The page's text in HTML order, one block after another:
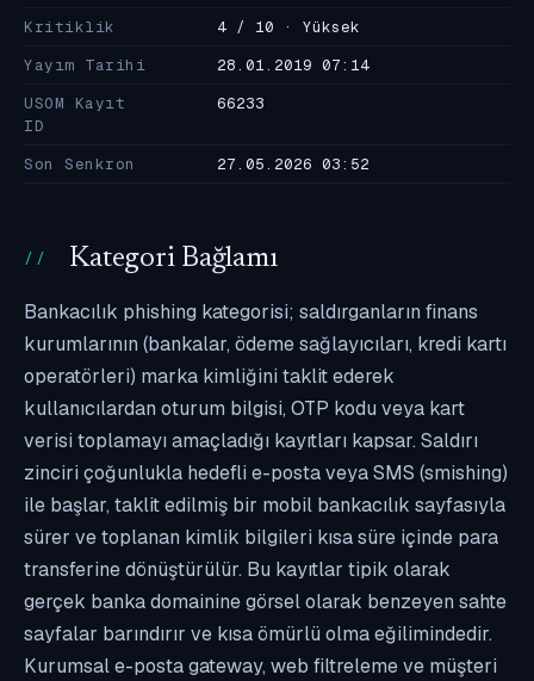
Kritiklik
4 / 10 · Yüksek
Yayım Tarihi
28.01.2019 07:14
USOM Kayıt
ID
66233
Son Senkron 27.05.2026 03:52
Kategori Bağlamı
Bankacılık phishing kategorisi; saldırganların finans
kurumlarının (bankalar, ödeme sağlayıcıları, kredi kartı
operatörleri) marka kimliğini taklit ederek
kullanıcılardan oturum bilgisi, OTP kodu veya kart
verisi toplamayı amaçladığı kayıtları kapsar. Saldırı
zinciri çoğunlukla hedefli e-posta veya SMS (smishing)
ile başlar, taklit edilmiş bir mobil bankacılık sayfasıyla
sürer ve toplanan kimlik bilgileri kısa süre içinde para
transferine dönüştürülür. Bu kayıtlar tipik olarak
gerçek banka domainine görsel olarak benzeyen sahte
sayfalar barındırır ve kısa ömürlü olma eğilimindedir.
Kurumsal e-posta gateway, web filtreleme ve müşteri